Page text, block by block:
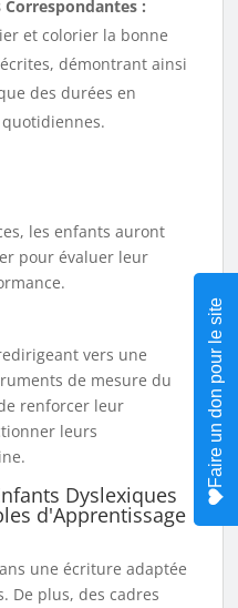
:
et colorier la bonne
démontrant ainsi
des durées en
les enfants auront
pour évaluer leur
vers une
de mesure du
renforcer leur
leurs
Dyslexiques
d'Apprentissage
une écriture adaptée
De plus, des cadres
Faire un don pour le site